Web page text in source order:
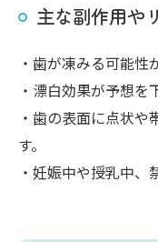
主な副作用や
・歯が凍みる可能性
・漂白効果が予想を
・歯の表面に点状
す。
・妊娠中や授乳中、